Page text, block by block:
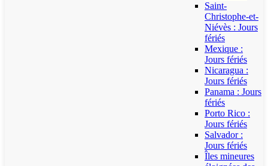
Saint-
Christophe-et-
Niévès : Jours
fériés
Mexique :
Jours fériés
Nicaragua :
Jours fériés
Panama : Jours
fériés
Porto Rico :
Jours fériés
Salvador :
Jours fériés
Îles mineures